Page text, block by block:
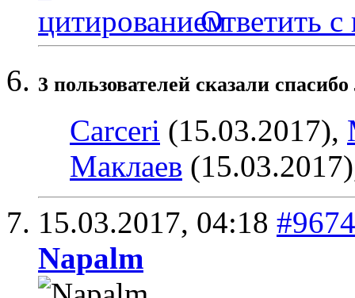
Ответить с
3 пользователей сказали
Carceri (15.03.2017),
Маклаев
15.03.2017, 04:18 #9674
Napalm